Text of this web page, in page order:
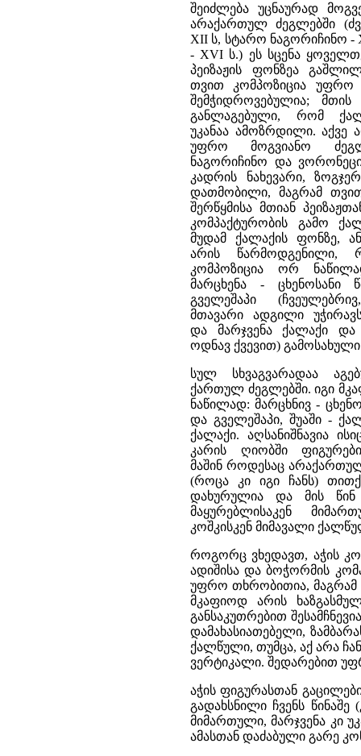
შეიძლება უცნაურად
არაქართულ ძეგლებში
XII ს, სტარო ნაგორიჩინო -
- XVI ს.) ეს სცენა
პეიზაჟის ფონზეა
თვით კომპოზიცია უფრო
შემჭიდროვებულია; მთის
განლაგებული, რომ
უკანაა ამოზრდილი. აქვე
უფრო მოგვიანო
ნაგორიჩინო და
კადრის ნახევარი,
დათმობილი, მაგრამ
შერწყმისა მთიან
კომპაქტურობის გამო
მუდამ ქალაქის ფონზე,
არის წარმოდგენილი,
კომპოზიცია ორ
მარცხენა - ცხენოსანი
გველეშაპი
მთავარი ადგილი
და მარჯვენა ქალაქი
ოდნავ ქვევით)
სულ სხვაგვარადაა
ქართულ ძეგლებში. იგი
ნაწილად: მარცხნივ -
და გველეშაპი, შუაში -
ქალაქი. აღსანიშნავია
კარის ღიობში
მაშინ როდესაც
(როცა კი იგი ჩანს)
დახურულია და მის
მაყურებლისაკენ
კოშკისკენ მიმავალი
როგორც ვხედავთ, აჭის
ადიშისა და ბოჭორმის
უფრო თხრობითია, მაგრამ
მკაფიოდ არის
განსაკუთრებით
დამახასიათებელი,
ქალწული, თუმცა, აქ არა
ვერტიკალი. შედარებით
აჭის ფიგურასთან
გადახსნილი ჩვენს
მიმართული, მარჯვენა კი
ამასთან დაძაბული გარე